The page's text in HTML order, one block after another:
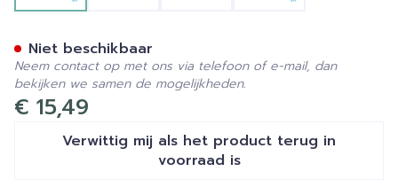
€ 15,49
Verwittig mij als het product terug in
voorraad is
Niet beschikbaar
Neem contact op met ons via telefoon of e-mail, dan
bekijken we samen de mogelijkheden.